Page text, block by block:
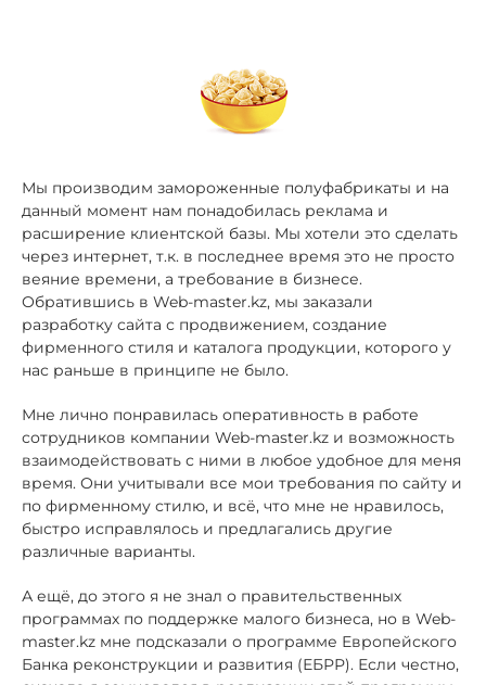
Мы производим замороженные полуфабрикаты и на
данный момент нам понадобилась реклама и
расширение клиентской базы. Мы хотели это сделать
через интернет, т.к. в последнее время это не просто
веяние времени, а требование в бизнесе.
Обратившись в Web-master.kz, мы заказали
разработку сайта с продвижением, создание
фирменного стиля и каталога продукции, которого у
нас раньше в принципе не было.
Мне лично понравилась оперативность в работе
сотрудников компании Web-master.kz и возможность
взаимодействовать с ними в любое удобное для меня
время. Они учитывали все мои требования по сайту и
по фирменному стилю, и всё, что мне не нравилось,
быстро исправлялось и предлагались другие
различные варианты.
А ещё, до этого я не знал о правительственных
программах по поддержке малого бизнеса, но в Web-
master.kz мне подсказали о программе Европейского
Банка реконструкции и развития (ЕБРР). Если честно,